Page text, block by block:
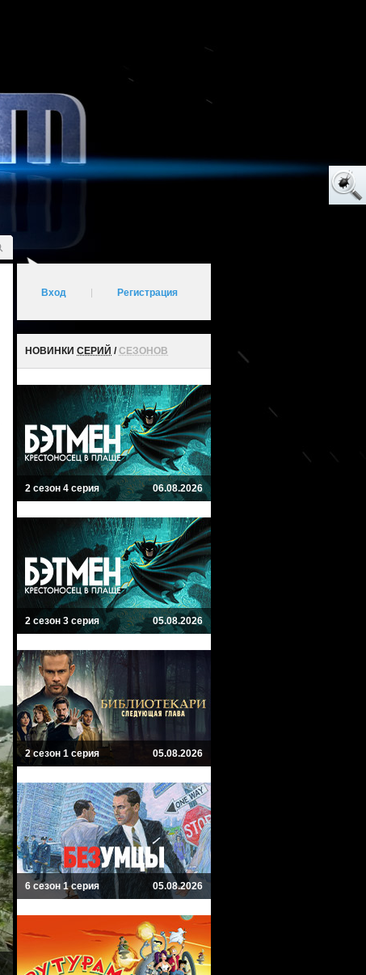
Вход Регистрация
НОВИНКИ СЕРИЙ /СЕЗОНОВ
2 сезон 4 серия 06.08.2026
2 сезон 3 серия 05.08.2026
2 сезон 1 серия 05.08.2026
6 сезон 1 серия 05.08.2026